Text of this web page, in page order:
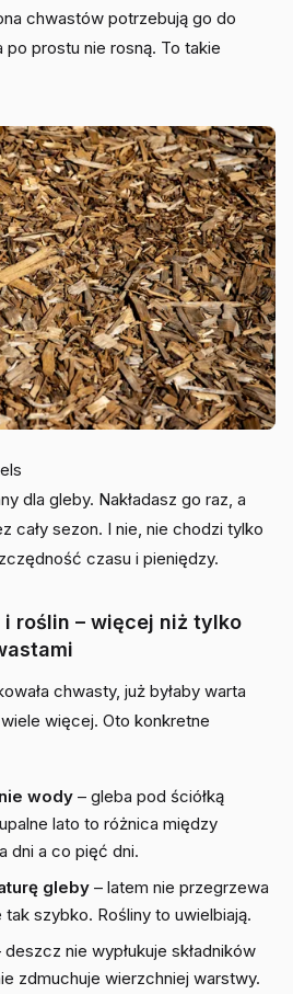
chwastów potrzebują go do
po prostu nie rosną. To takie
dla gleby. Nakładasz go raz, a
cały sezon. I nie, nie chodzi tylko
czasu i pieniędzy.
roślin – więcej niż tylko
chwasty, już byłaby warta
więcej. Oto konkretne
wody – gleba pod ściółką
lato to różnica między
dni a co pięć dni.
gleby – latem nie przegrzewa
tak szybko. Rośliny to uwielbiają.
deszcz nie wypłukuje składników
zdmuchuje wierzchniej warstwy.